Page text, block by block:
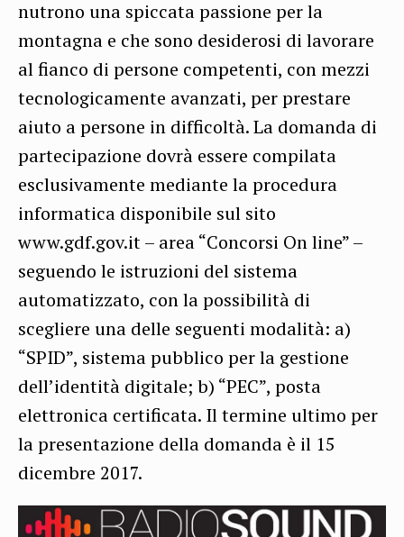
nutrono una spiccata passione per la
montagna e che sono desiderosi di lavorare
al fianco di persone competenti, con mezzi
tecnologicamente avanzati, per prestare
aiuto a persone in difficoltà. La domanda di
partecipazione dovrà essere compilata
esclusivamente mediante la procedura
informatica disponibile sul sito
www.gdf.gov.it – area “Concorsi On line” –
seguendo le istruzioni del sistema
automatizzato, con la possibilità di
scegliere una delle seguenti modalità: a)
“SPID”, sistema pubblico per la gestione
dell’identità digitale; b) “PEC”, posta
elettronica certificata. Il termine ultimo per
la presentazione della domanda è il 15
dicembre 2017.